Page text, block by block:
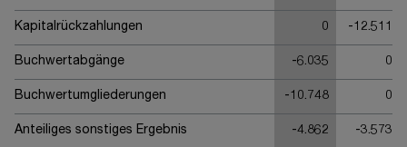
Kapitalrückzahlungen 0 -12.511
Buchwertabgänge -6.035 0
Buchwertumgliederungen -10.748 0
Anteiliges sonstiges Ergebnis -4.862 -3.573